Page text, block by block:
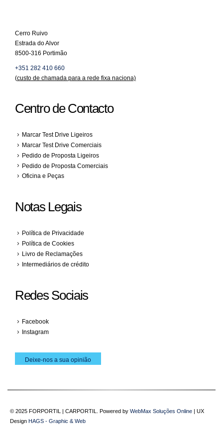
Cerro Ruivo
Estrada do Alvor
8500-316 Portimão
+351 282 410 660
(custo de chamada para a rede fixa naciona)
Centro de Contacto
Marcar Test Drive Ligeiros
Marcar Test Drive Comerciais
Pedido de Proposta Ligeiros
Pedido de Proposta Comerciais
Oficina e Peças
Notas Legais
Política de Privacidade
Política de Cookies
Livro de Reclamações
Intermediários de crédito
Redes Sociais
Facebook
Instagram
Deixe-nos a sua opinião
© 2025 FORPORTIL | CARPORTIL. Powered by WebMax Soluções Online | UX
Design HAGS - Graphic & Web